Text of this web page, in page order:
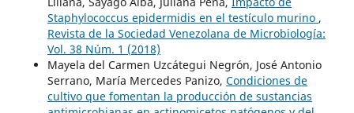
Staphylococcus epidermidis en el testículo murino ,
Revista de la Sociedad Venezolana de Microbiología:
Vol. 38 Núm. 1 (2018)
Mayela del Carmen Uzcátegui Negrón, José Antonio
Serrano, María Mercedes Panizo, Condiciones de
cultivo que fomentan la producción de sustancias